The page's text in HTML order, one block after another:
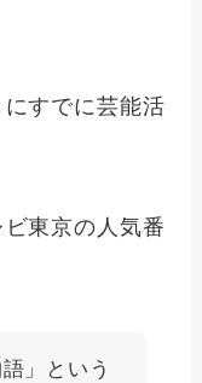
すでに芸能活
東京の人気番
」という